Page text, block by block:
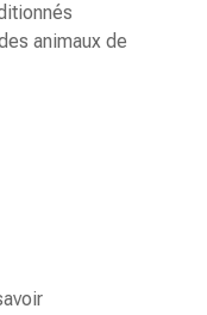
animaux de